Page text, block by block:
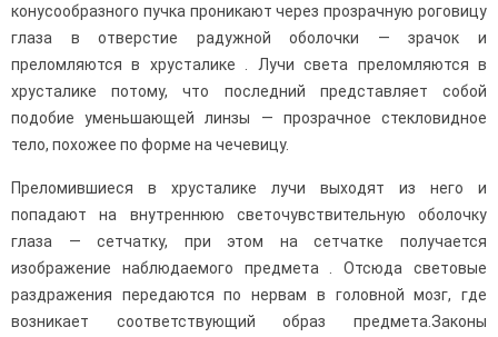
конусообразного пучка проникают через прозрачную роговицу
глаза в отверстие радужной оболочки — зрачок и
преломляются в хрусталике . Лучи света преломляются в
хрусталике потому, что последний представ­ляет собой
подобие уменьшающей линзы — прозрачное стекловидное
тело, похожее по форме на чечевицу.
Преломившиеся в хрусталике лучи выходят из него и
попадают на внутреннюю светочувствительную оболочку
глаза — сетчатку, при этом на сетчатке получается
изображение наблюдаемого предмета . Отсюда световые
раздражения передаются по нервам в головной мозг, где
возникает соответствующий образ пред­мета.Законы